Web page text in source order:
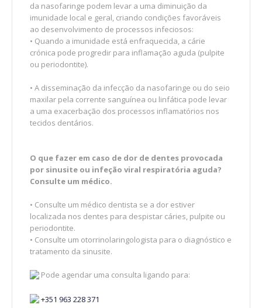
da nasofaringe podem levar a uma diminuição da
imunidade local e geral, criando condições favoráveis ​​
ao desenvolvimento de processos infeciosos:
• Quando a imunidade está enfraquecida, a cárie
crónica pode progredir para inflamação aguda (pulpite
ou periodontite).
• A disseminação da infecção da nasofaringe ou do seio
maxilar pela corrente sanguínea ou linfática pode levar
a uma exacerbação dos processos inflamatórios nos
tecidos dentários.
O que fazer em caso de dor de dentes provocada
por sinusite ou infeção viral respiratória aguda?
Consulte um médico.
• Consulte um médico dentista se a dor estiver
localizada nos dentes para despistar cáries, pulpite ou
periodontite.
• Consulte um otorrinolaringologista para o diagnóstico e
tratamento da sinusite.
Pode agendar uma consulta ligando para:
+351 963 228 371